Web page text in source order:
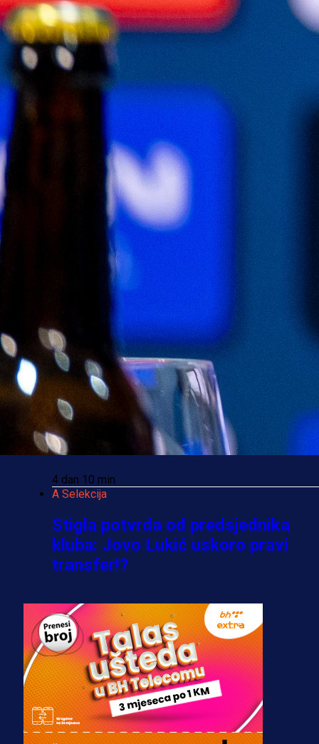
Najčitanije
A Selekcija
Sve je gotovo: Edin Džeko donio
odluku, evo gdje nastavlja
1 sedmica 5 dan
Ovo niko nije očekivao: Nikola
Vasilj iznenadio izborom novog
kluba!
3 sedmica 6 dan
A Selekcija
Jovo Lukić ima novi klub: Trener
Cluja praktično potvrdio veliki
transfer!
4 dan 10 min
A Selekcija
Stigla potvrda od predsjednika
kluba: Jovo Lukić uskoro pravi
transfer!?
A Selekcija
Zmajevi dobili veliko pojačanje:
Fudbaler Olympiacosa želi obući
dres BiH!
3 sedmica 4 dan
Premijer liga BiH